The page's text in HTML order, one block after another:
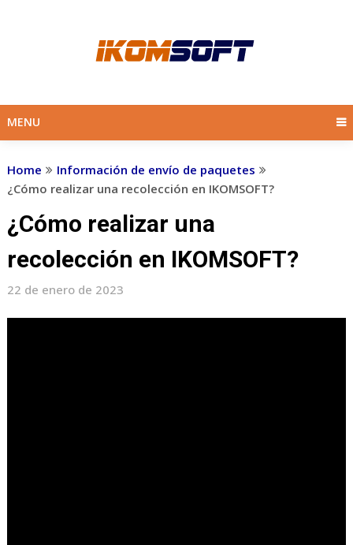
MENU
Home
Información de envío de paquetes
¿Cómo realizar una recolección en IKOMSOFT?
¿Cómo realizar una
recolección en IKOMSOFT?
22 de enero de 2023